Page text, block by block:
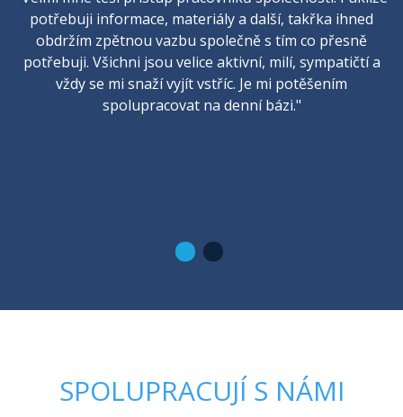
potřebuji informace, materiály a další, takřka ihned
obdržím zpětnou vazbu společně s tím co přesně
potřebuji. Všichni jsou velice aktivní, milí, sympatičtí a
vždy se mi snaží vyjít vstříc. Je mi potěšením
spolupracovat na denní bázi."
SPOLUPRACUJÍ S NÁMI